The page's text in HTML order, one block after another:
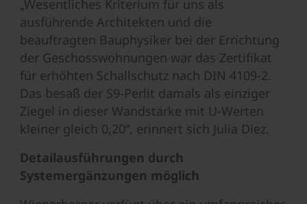
„Wesentliches Kriterium für uns als
ausführende Architekten und die
beauftragten Bauphysiker bei der Errichtung
der Geschosswohnungen war das Zertifikat
für erhöhten Schallschutz nach DIN 4109-2.
Das besaß der S9-Perlit damals als einziger
Ziegel in dieser Wandstärke mit U-Werten
kleiner gleich 0,20“, erinnert sich Julia Diez.
Detailausführungen durch
Systemergänzungen möglich